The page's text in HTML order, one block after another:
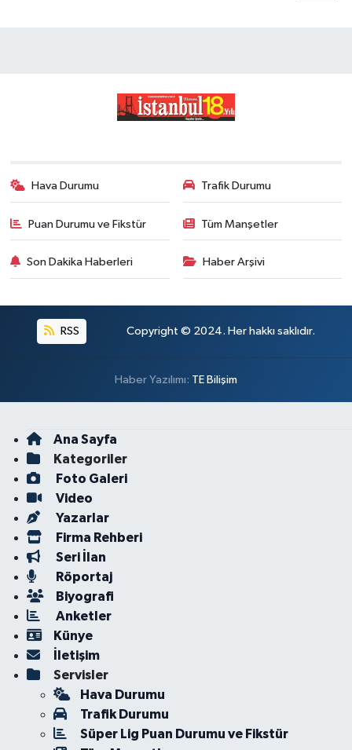
Hava Durumu Trafik Durumu
Puan Durumu ve Fikstür Tüm Manşetler
Son Dakika Haberleri Haber Arşivi
RSS Copyright © 2024. Her hakkı saklıdır.
Haber Yazılımı: TE Bilişim
Ana Sayfa
Kategoriler
Foto Galeri
Video
Yazarlar
Firma Rehberi
Seri İlan
Röportaj
Biyografi
Anketler
Künye
İletişim
Servisler
Hava Durumu
Trafik Durumu
Süper Lig Puan Durumu ve Fikstür